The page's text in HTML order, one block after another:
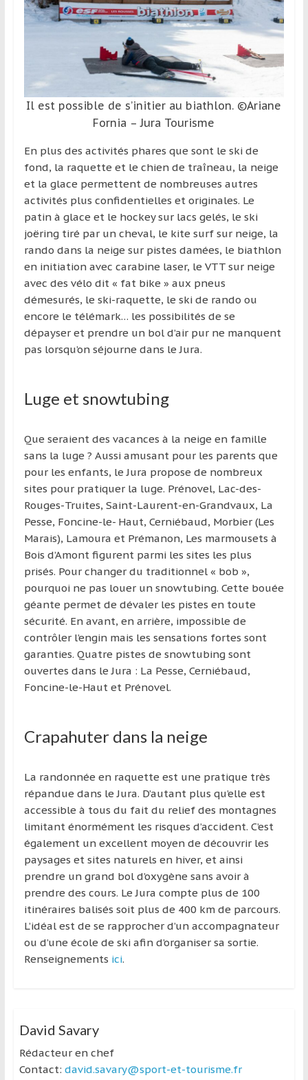
Il est possible de s’initier au biathlon. ©Ariane
Fornia – Jura Tourisme
En plus des activités phares que sont le ski de
fond, la raquette et le chien de traîneau, la neige
et la glace permettent de nombreuses autres
activités plus confidentielles et originales. Le
patin à glace et le hockey sur lacs gelés, le ski
joëring tiré par un cheval, le kite surf sur neige, la
rando dans la neige sur pistes damées, le biathlon
en initiation avec carabine laser, le VTT sur neige
avec des vélo dit « fat bike » aux pneus
démesurés, le ski-raquette, le ski de rando ou
encore le télémark… les possibilités de se
dépayser et prendre un bol d’air pur ne manquent
pas lorsqu’on séjourne dans le Jura.
Luge et snowtubing
Que seraient des vacances à la neige en famille
sans la luge ? Aussi amusant pour les parents que
pour les enfants, le Jura propose de nombreux
sites pour pratiquer la luge. Prénovel, Lac-des-
Rouges-Truites, Saint-Laurent-en-Grandvaux, La
Pesse, Foncine-le- Haut, Cerniébaud, Morbier (Les
Marais), Lamoura et Prémanon, Les marmousets à
Bois d’Amont figurent parmi les sites les plus
prisés. Pour changer du traditionnel « bob »,
pourquoi ne pas louer un snowtubing. Cette bouée
géante permet de dévaler les pistes en toute
sécurité. En avant, en arrière, impossible de
contrôler l’engin mais les sensations fortes sont
garanties. Quatre pistes de snowtubing sont
ouvertes dans le Jura : La Pesse, Cerniébaud,
Foncine-le-Haut et Prénovel.
Crapahuter dans la neige
La randonnée en raquette est une pratique très
répandue dans le Jura. D’autant plus qu’elle est
accessible à tous du fait du relief des montagnes
limitant énormément les risques d’accident. C’est
également un excellent moyen de découvrir les
paysages et sites naturels en hiver, et ainsi
prendre un grand bol d’oxygène sans avoir à
prendre des cours. Le Jura compte plus de 100
itinéraires balisés soit plus de 400 km de parcours.
L’idéal est de se rapprocher d’un accompagnateur
ou d’une école de ski afin d’organiser sa sortie.
Renseignements ici.
David Savary
Rédacteur en chef
Contact: david.savary@sport-et-tourisme.fr